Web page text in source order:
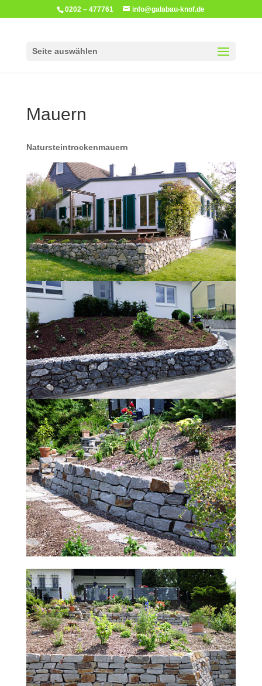
0202 – 477761 info@galabau-knof.de
Seite auswählen
Mauern
Natursteintrockenmauern